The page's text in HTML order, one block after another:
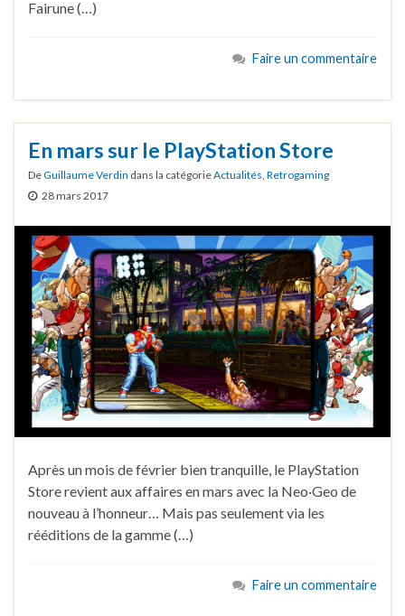
Fairune (…)
Faire un commentaire
En mars sur le PlayStation Store
DeGuillaume Verdin dans la catégorieActualités Retrogaming
28 mars 2017
Après un mois de février bien tranquille, le PlayStation
Store revient aux affaires en mars avec la Neo·Geo de
nouveau à l’honneur… Mais pas seulement via les
rééditions de la gamme (…)
Faire un commentaire